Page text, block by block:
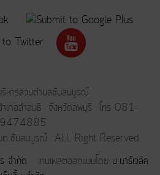
หารส่วนตำบลซับสมบูรณ์
ภอลำสนธิ จังหวัดลพบุรี โทร 081-
9474885
บสมบูรณ์ ALL Right Reserved.
จำกัด เทมเพลตออกแบบโดย บ.มาร์เวลิค